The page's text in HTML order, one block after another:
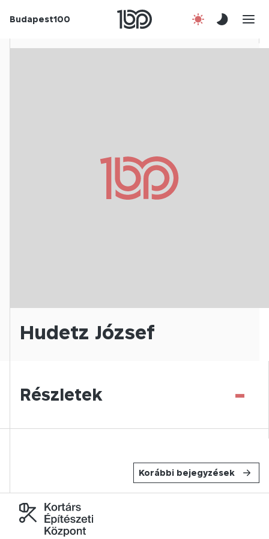
Budapest100 Rólunk
Korábbi évek
Hudetz József
Részletek -
Korábbi bejegyzések